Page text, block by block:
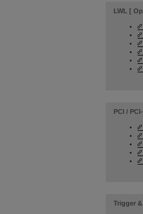
LWL [
PCI /
Trigger